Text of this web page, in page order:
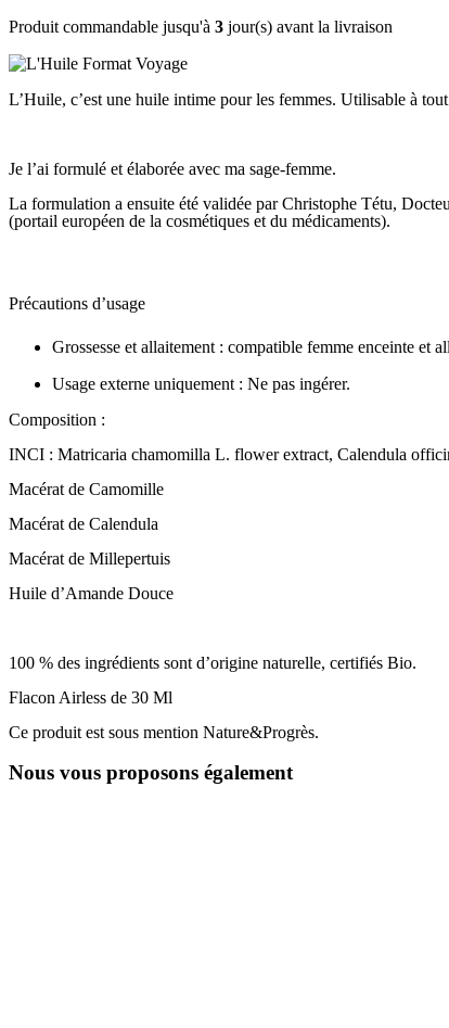
Produit commandable jusqu'à 3 jour(s) avant la livraison
L’Huile, c’est une huile intime pour les femmes. Utilisable à
Je l’ai formulé et élaborée avec ma sage-femme.
La formulation a ensuite été validée par Christophe Tétu,
(portail européen de la cosmétiques et du médicaments).
Précautions d’usage
Grossesse et allaitement : compatible femme enceinte et
Usage externe uniquement : Ne pas ingérer.
Composition :
INCI : Matricaria chamomilla L. flower extract, Calendula
Macérat de Camomille
Macérat de Calendula
Macérat de Millepertuis
Huile d’Amande Douce
100 % des ingrédients sont d’origine naturelle, certifiés Bio.
Flacon Airless de 30 Ml
Ce produit est sous mention Nature&Progrès.
Nous vous proposons également